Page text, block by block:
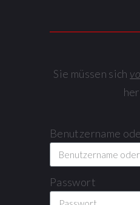
Sie müssen sich
Benutzername
Passwort